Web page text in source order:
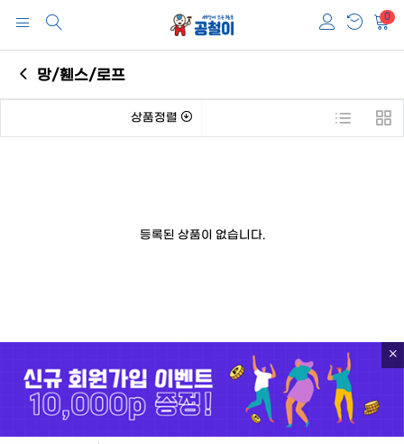
0
망/휀스/로프
상품정렬
등록된 상품이 없습니다.